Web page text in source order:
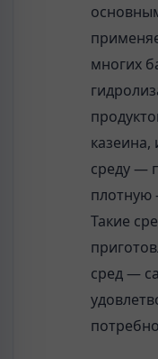
многих
казеина,
среду —
плотную
Такие
сред —